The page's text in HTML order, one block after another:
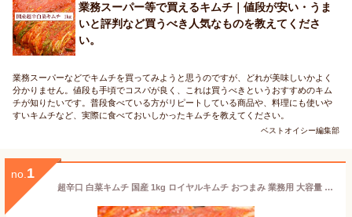
業務スーパー等で買えるキムチ｜値段が安い・うま
いと評判など買うべき人気なものを教えてくださ
い。
業務スーパーなどでキムチを買ってみようと思うのですが、どれが美味しいかよく
分かりません。値段も手頃でコスパが良く、これは買うべきというおすすめのキム
チが知りたいです。普段食べている方がリピートしている商品や、料理にも使いや
すいキムチなど、実際に食べておいしかったキムチを教えてください。
ベストオイシー編集部
no. 1
超辛口 白菜キムチ 国産 1kg ロイヤルキムチ おつまみ 業務用 大容量 チルド便 送料無料